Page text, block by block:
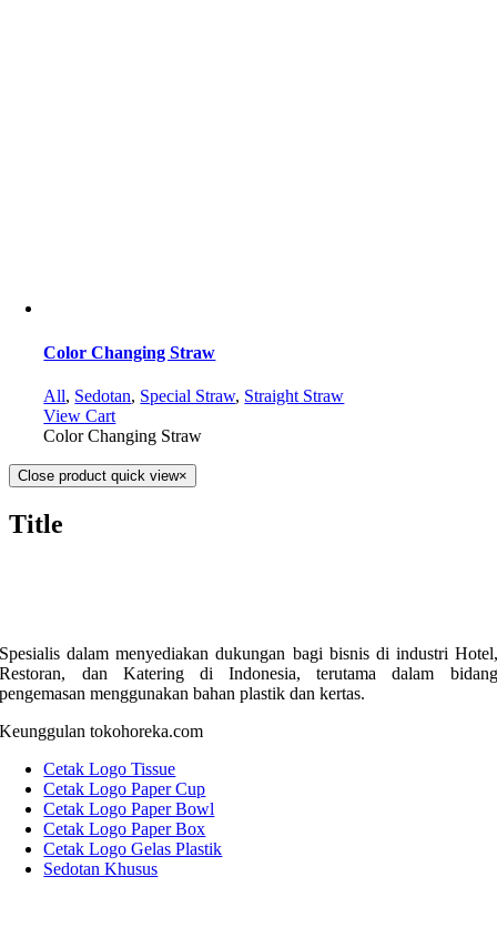
Color Changing Straw
All, Sedotan, Special Straw, Straight Straw
View Cart
Color Changing Straw
Close product quick view×
Title
Spesialis dalam menyediakan dukungan bagi bisnis di industri Hotel,
Restoran, dan Katering di Indonesia, terutama dalam bidang
pengemasan menggunakan bahan plastik dan kertas.
Keunggulan tokohoreka.com
Cetak Logo Tissue
Cetak Logo Paper Cup
Cetak Logo Paper Bowl
Cetak Logo Paper Box
Cetak Logo Gelas Plastik
Sedotan Khusus